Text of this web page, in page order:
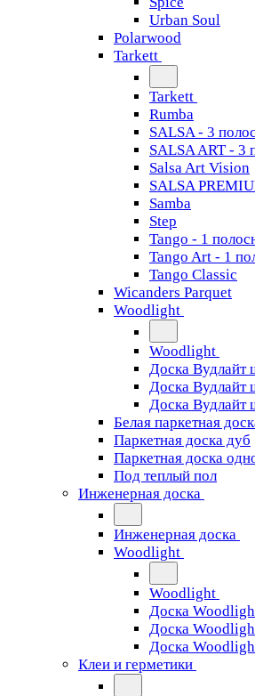
Urban Soul
Polarwood
Tarkett
Tarkett
Rumba
SALSA - 3
SALSA ART - 3
Salsa Art Vision
SALSA
Samba
Step
Tango - 1
Tango Art - 1
Tango Classiс
Wicanders Parquet
Woodlight
Woodlight
Доска
Доска
Доска
Белая паркетная
Паркетная доска дуб
Паркетная доска
Под теплый пол
Инженерная доска
Инженерная доска
Woodlight
Woodlight
Доска
Доска
Доска
Клеи и герметики